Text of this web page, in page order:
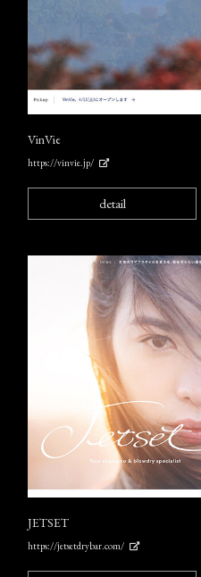
VinVie
https://vinvie.jp/
detail
JETSET
https://jetsetdrybar.com/